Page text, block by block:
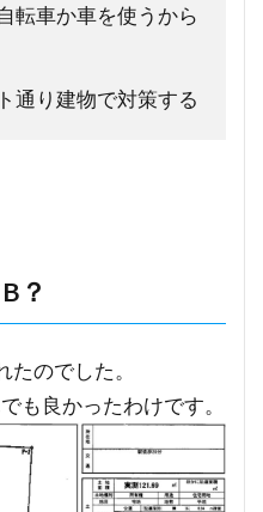
転車か車を使うから
通り建物で対策する
？
のでした。
も良かったわけです。